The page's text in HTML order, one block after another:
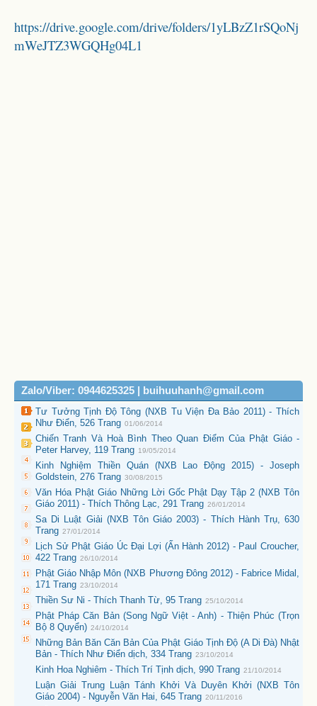
https://drive.google.com/drive/folders/1yLBzZ1rSQoNj
mWeJTZ3WGQHg04L1
Zalo/Viber: 0944625325 | buihuuhanh@gmail.com
Tư Tưởng Tịnh Độ Tông (NXB Tu Viện Đa Bảo 2011) - Thích
Như Điển, 526 Trang 01/06/2014
Chiến Tranh Và Hoà Bình Theo Quan Điểm Của Phật Giáo -
Peter Harvey, 119 Trang 19/05/2014
Kinh Nghiệm Thiền Quán (NXB Lao Động 2015) - Joseph
Goldstein, 276 Trang 30/08/2015
Văn Hóa Phật Giáo Những Lời Gốc Phật Dạy Tập 2 (NXB Tôn
Giáo 2011) - Thích Thông Lạc, 291 Trang 26/01/2014
Sa Di Luật Giải (NXB Tôn Giáo 2003) - Thích Hành Trụ, 630
Trang 27/01/2014
Lịch Sử Phật Giáo Úc Đại Lợi (Ấn Hành 2012) - Paul Croucher,
422 Trang 26/10/2014
Phật Giáo Nhập Môn (NXB Phương Đông 2012) - Fabrice Midal,
171 Trang 23/10/2014
Thiền Sư Ni - Thích Thanh Từ, 95 Trang 25/10/2014
Phật Pháp Căn Bản (Song Ngữ Việt - Anh) - Thiện Phúc (Trọn
Bộ 8 Quyển) 24/10/2014
Những Bản Băn Căn Bản Của Phật Giáo Tịnh Độ (A Di Đà) Nhật
Bản - Thích Như Điển dịch, 334 Trang 23/10/2014
Kinh Hoa Nghiêm - Thích Trí Tịnh dịch, 990 Trang 21/10/2014
Luận Giải Trung Luận Tánh Khởi Và Duyên Khởi (NXB Tôn
Giáo 2004) - Nguyễn Văn Hai, 645 Trang 20/11/2016